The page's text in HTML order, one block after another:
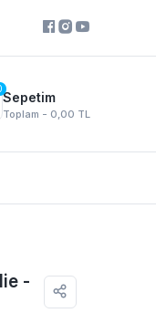
Sepetim
Toplam - 0,00 TL
-